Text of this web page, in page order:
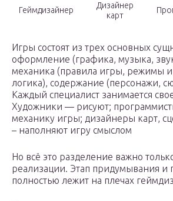
Геймдизайнер
Дизайнер
карт
Игры состоят из трех основных
оформление (графика, музыка,
механика (правила игры, режимы
логика), содержание (персонажи,
Каждый специалист занимается
Художники — рисуют;
механику игры; дизайнеры карт,
– наполняют игру смыслом
Но всё это разделение важно
реализации. Этап придумывания и
полностью лежит на плечах